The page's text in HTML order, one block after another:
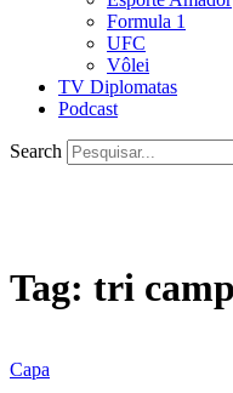
Formula 1
UFC
Vôlei
TV Diplomatas
Podcast
Search
Tag: tri
Capa